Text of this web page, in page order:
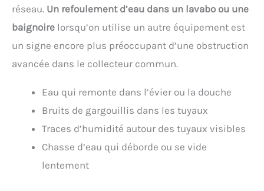
réseau. Un refoulement d’eau dans un lavabo ou une
baignoire lorsqu’on utilise un autre équipement est
un signe encore plus préoccupant d’une obstruction
avancée dans le collecteur commun.
Eau qui remonte dans l’évier ou la douche
Bruits de gargouillis dans les tuyaux
Traces d’humidité autour des tuyaux visibles
Chasse d’eau qui déborde ou se vide
lentement